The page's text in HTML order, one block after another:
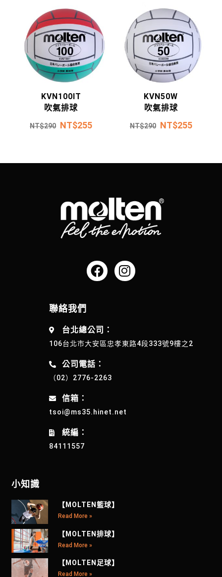
KVN100IT
吹氣排球
NT$290 NT$255
KVN50W
吹氣排球
NT$290 NT$255
聯絡我們
台北總公司：
106台北市大安區忠孝東路4段333號9樓之2
公司電話：
（02）2776-2263
信箱：
tsoi@ms35.hinet.net
統編：
84111557
小知識
【MOLTEN籃球】
Read More »
【MOLTEN排球】
Read More »
【MOLTEN足球】
Read More »